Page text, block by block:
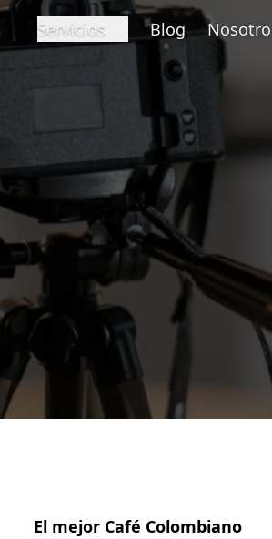
Servicios Blog
El mejor Café Colombiano